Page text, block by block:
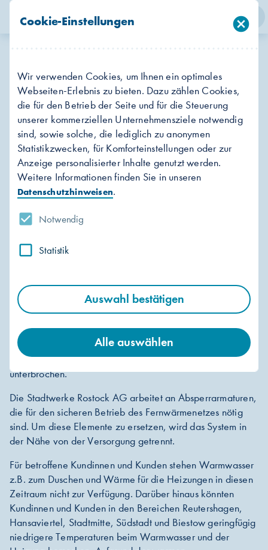
cancel
Cookie-Einstellungen
Wir verwenden Cookies, um Ihnen ein optimales
Webseiten-Erlebnis zu bieten. Dazu zählen Cookies,
die für den Betrieb der Seite und für die Steuerung
unserer kommerziellen Unternehmensziele notwendig
sind, sowie solche, die lediglich zu anonymen
Statistikzwecken, für Komforteinstellungen oder zur
Anzeige personalisierter Inhalte genutzt werden.
Weitere Informationen finden Sie in unseren
Datenschutzhinweisen.
Notwendig
Statistik
Auswahl bestätigen
Alle auswählen
Suche
menu
Menü
Arbeiten am Fernwärmenetz
Versorgungsunterbrechung in der Kröpeliner-
Tor-Vorstadt
Die Wärmeversorgung in der Kröpeliner-Tor-Vorstadt wird
von Montag, 29. Juni 2026, 20:00 Uhr, bis Donnerstag,
2. Juli 2026, voraussichtlich kurz vor Mitternacht, aufgrund
notwendiger Sanierungsarbeiten am Fernwärmenetz
unterbrochen.
Die Stadtwerke Rostock AG arbeitet an Absperrarmaturen,
die für den sicheren Betrieb des Fernwärmenetzes nötig
sind. Um diese Elemente zu ersetzen, wird das System in
der Nähe von der Versorgung getrennt.
Für betroffene Kundinnen und Kunden stehen Warmwasser
z.B. zum Duschen und Wärme für die Heizungen in diesen
Zeitraum nicht zur Verfügung. Darüber hinaus könnten
Kundinnen und Kunden in den Bereichen Reutershagen,
Hansaviertel, Stadtmitte, Südstadt und Biestow geringfügig
niedrigere Temperaturen beim Warmwasser und der